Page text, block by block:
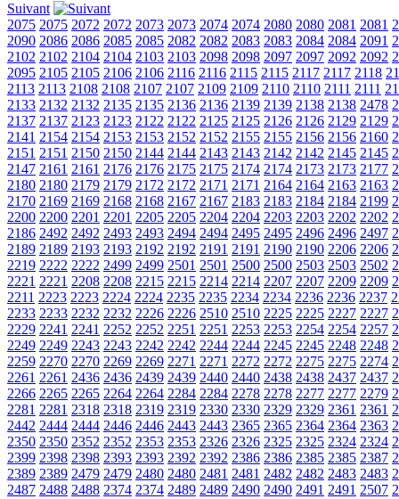
Suivant
2075 2075 2072 2072 2073 2073 2074 2074 2080 2080 2081 2081
2090 2086 2086 2085 2085 2082 2082 2083 2083 2084 2084 2091
2102 2102 2104 2104 2103 2103 2098 2098 2097 2097 2092 2092
2095 2105 2105 2106 2106 2116 2116 2115 2115 2117 2117 2118
2113 2113 2108 2108 2107 2107 2109 2109 2110 2110 2111 2111
2133 2132 2132 2135 2135 2136 2136 2139 2139 2138 2138 2478
2137 2137 2123 2123 2122 2122 2125 2125 2126 2126 2129 2129
2141 2154 2154 2153 2153 2152 2152 2155 2155 2156 2156 2160
2151 2151 2150 2150 2144 2144 2143 2143 2142 2142 2145 2145
2147 2161 2161 2176 2176 2175 2175 2174 2174 2173 2173 2177
2180 2180 2179 2179 2172 2172 2171 2171 2164 2164 2163 2163
2170 2169 2169 2168 2168 2167 2167 2183 2183 2184 2184 2199
2200 2200 2201 2201 2205 2205 2204 2204 2203 2203 2202 2202
2186 2492 2492 2493 2493 2494 2494 2495 2495 2496 2496 2497
2189 2189 2193 2193 2192 2192 2191 2191 2190 2190 2206 2206
2219 2222 2222 2499 2499 2501 2501 2500 2500 2503 2503 2502
2221 2221 2208 2208 2215 2215 2214 2214 2207 2207 2209 2209
2211 2223 2223 2224 2224 2235 2235 2234 2234 2236 2236 2237
2233 2233 2232 2232 2226 2226 2510 2510 2225 2225 2227 2227
2229 2241 2241 2252 2252 2251 2251 2253 2253 2254 2254 2257
2249 2249 2243 2243 2242 2242 2244 2244 2245 2245 2248 2248
2259 2270 2270 2269 2269 2271 2271 2272 2272 2275 2275 2274
2261 2261 2436 2436 2439 2439 2440 2440 2438 2438 2437 2437
2266 2265 2265 2264 2264 2284 2284 2278 2278 2277 2277 2279
2281 2281 2318 2318 2319 2319 2330 2330 2329 2329 2361 2361
2442 2444 2444 2446 2446 2443 2443 2365 2365 2364 2364 2363
2350 2350 2352 2352 2353 2353 2326 2326 2325 2325 2324 2324
2399 2398 2398 2393 2393 2392 2392 2386 2386 2385 2385 2387
2389 2389 2479 2479 2480 2480 2481 2481 2482 2482 2483 2483
2487 2488 2488 2374 2374 2489 2489 2490 2490 2491 2491 2507